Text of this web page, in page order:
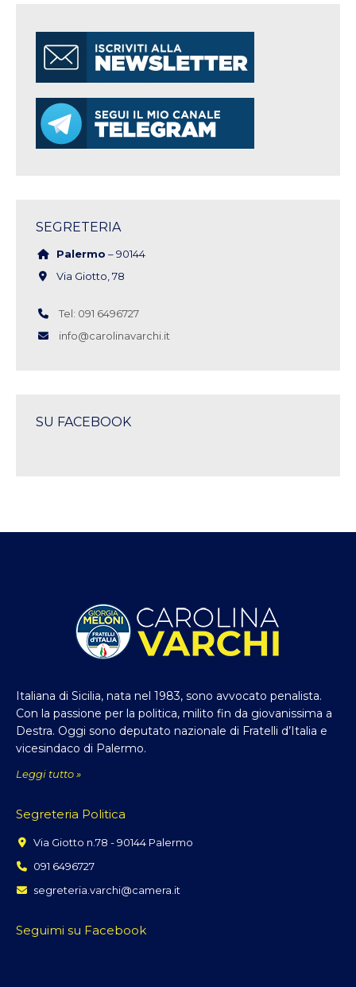
SEGRETERIA
Palermo – 90144
Via Giotto, 78
Tel: 091 6496727
info@carolinavarchi.it
SU FACEBOOK
Italiana di Sicilia, nata nel 1983, sono avvocato penalista.
Con la passione per la politica, milito fin da giovanissima a
Destra. Oggi sono deputato nazionale di Fratelli d’Italia e
vicesindaco di Palermo.
Leggi tutto »
Segreteria Politica
Via Giotto n.78 - 90144 Palermo
091 6496727
segreteria.varchi@camera.it
Seguimi su Facebook